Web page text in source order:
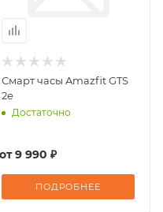
Смарт часы Amazfit GTS
2e
Достаточно
от9 990 ₽
ПОДРОБНЕЕ